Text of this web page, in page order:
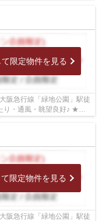
の2LDK ...
限定物件を見る
急行線「緑地公園」駅徒
・通風・眺望良好♪ ★専
ますの...
限定物件を見る
急行線「緑地公園」駅徒